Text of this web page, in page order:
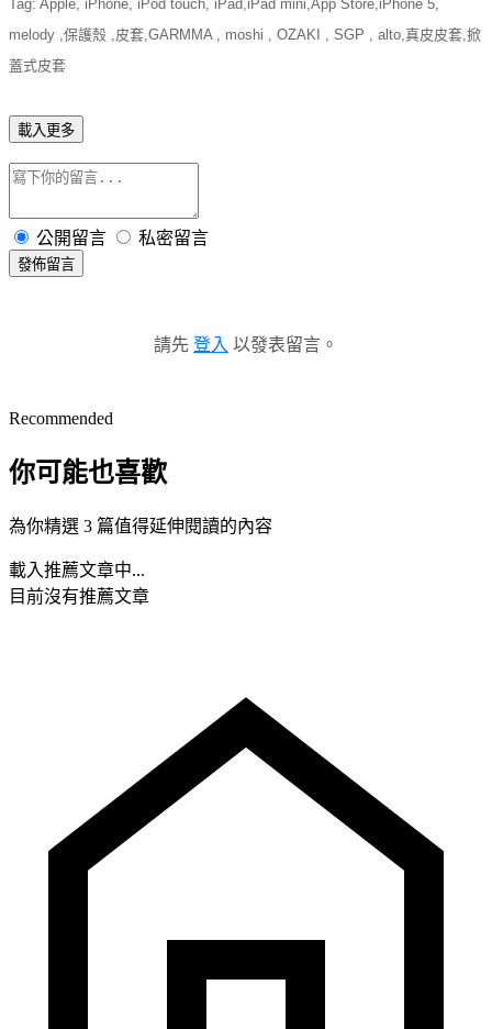
Tag: Apple, iPhone, iPod touch, iPad, iPad mini, App Store,iPhone 5,
melody ,保護殼 ,皮套,GARMMA , moshi , OZAKI , SGP , alto,真皮皮套,掀
蓋式皮套
載入更多
公開留言 私密留言
發佈留言
請先 登入 以發表留言。
Recommended
你可能也喜歡
為你精選 3 篇值得延伸閱讀的內容
載入推薦文章中...
目前沒有推薦文章